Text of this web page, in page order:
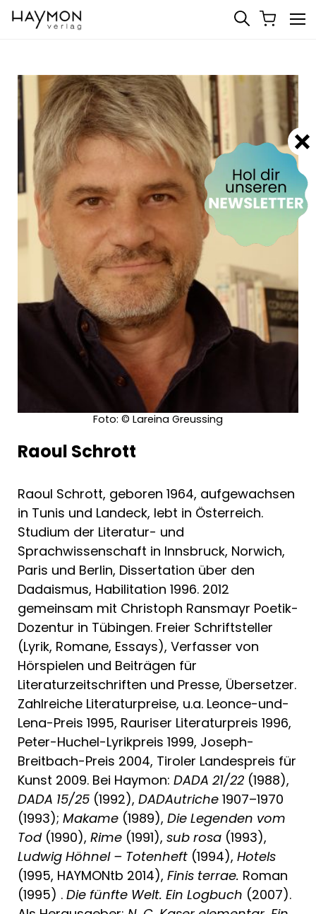
Foto: © Lareina Greussing
Raoul Schrott
Raoul Schrott, geboren 1964, aufgewachsen
in Tunis und Landeck, lebt in Österreich.
Studium der Literatur- und
Sprachwissenschaft in Innsbruck, Norwich,
Paris und Berlin, Dissertation über den
Dadaismus, Habilitation 1996. 2012
gemeinsam mit Christoph Ransmayr Poetik-
Dozentur in Tübingen. Freier Schriftsteller
(Lyrik, Romane, Essays), Verfasser von
Hörspielen und Beiträgen für
Literaturzeitschriften und Presse, Übersetzer.
Zahlreiche Literaturpreise, u.a. Leonce-und-
Lena-Preis 1995, Rauriser Literaturpreis 1996,
Peter-Huchel-Lyrikpreis 1999, Joseph-
Breitbach-Preis 2004, Tiroler Landespreis für
Kunst 2009. Bei Haymon: DADA 21/22 (1988),
DADA 15/25 (1992), DADAutriche 1907–1970
(1993); Makame (1989), Die Legenden vom
Tod(1990), Rime (1991), sub rosa (1993),
Ludwig Höhnel – Totenheft (1994), Hotels
(1995, HAYMONtb 2014), Finis terrae. Roman
(1995) . Die fünfte Welt. Ein Logbuch (2007).